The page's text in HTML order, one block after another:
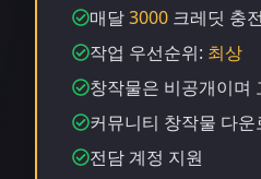
매달3000 크레딧 충전
작업 우선순위: 최상
창작물은 비공개이며
커뮤니티 창작물 다운
전담 계정 지원